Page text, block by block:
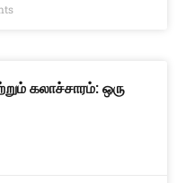
கலாச்சாரம்: ஒரு